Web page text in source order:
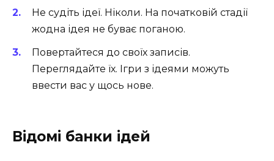
Не судіть ідеї. Ніколи. На початковій стадії
жодна ідея не буває поганою.
Повертайтеся до своїх записів.
Переглядайте їх. Ігри з ідеями можуть
ввести вас у щось нове.
Відомі банки ідей